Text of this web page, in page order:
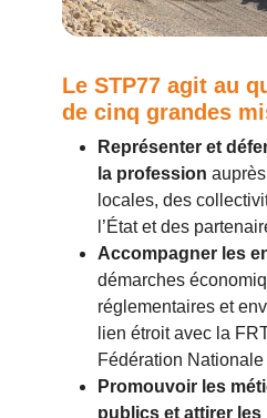
Le STP77 agit au
de cinq grandes
Représenter et
la profession
locales, des
l’État et des
Accompagner les
démarches
réglementaires et
lien étroit avec la
Fédération
Promouvoir les
publics et attirer